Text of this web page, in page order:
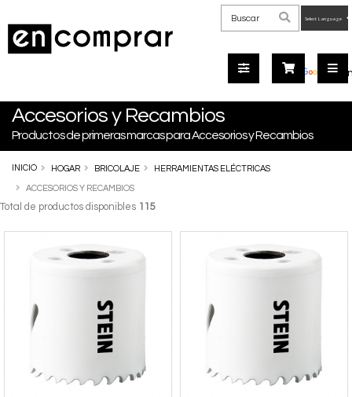
by
Accesorios y Recambios
Productos de primeras marcas para Accesorios y Recambios
INICIO HOGAR BRICOLAJE HERRAMIENTAS ELÉCTRICAS
ACCESORIOS Y RECAMBIOS
Total de productos disponibles 115